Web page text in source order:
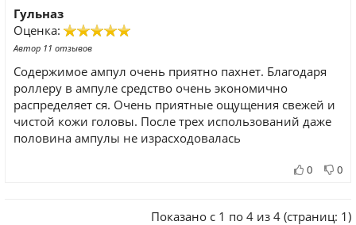
Гульназ
Оценка:
Автор 11 отзывов
Содержимое ампул очень приятно пахнет. Благодаря
роллеру в ампуле средство очень экономично
распределяет ся. Очень приятные ощущения свежей и
чистой кожи головы. После трех использований даже
половина ампулы не израсходовалась
0 0
Показано с 1 по 4 из 4 (страниц: 1)